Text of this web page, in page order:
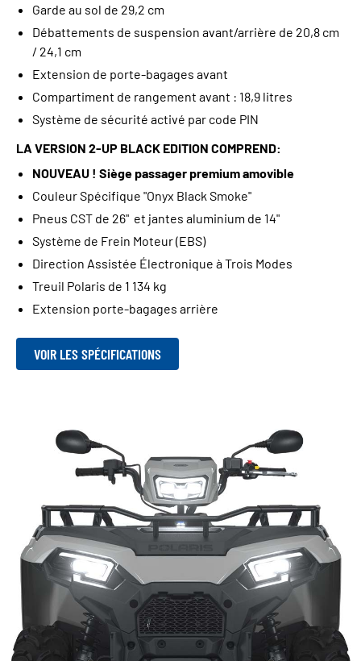
Garde au sol de 29,2 cm
Débattements de suspension avant/arrière de 20,8 cm
/ 24,1 cm
Extension de porte-bagages avant
Compartiment de rangement avant : 18,9 litres
Système de sécurité activé par code PIN
LA VERSION 2-UP BLACK EDITION COMPREND:
NOUVEAU ! Siège passager premium amovible
Couleur Spécifique "Onyx Black Smoke"
Pneus CST de 26" et jantes aluminium de 14"
Système de Frein Moteur (EBS)
Direction Assistée Électronique à Trois Modes
Treuil Polaris de 1 134 kg
Extension porte-bagages arrière
VOIR LES SPÉCIFICATIONS